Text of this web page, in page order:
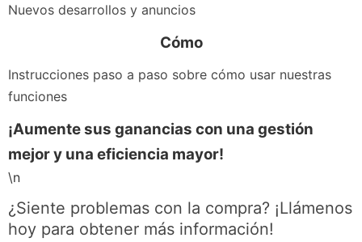
Nuevos desarrollos y anuncios
Cómo
Instrucciones paso a paso sobre cómo usar nuestras
funciones
¡Aumente sus ganancias con una gestión
mejor y una eficiencia mayor!
\n
¿Siente problemas con la compra? ¡Llámenos
hoy para obtener más información!